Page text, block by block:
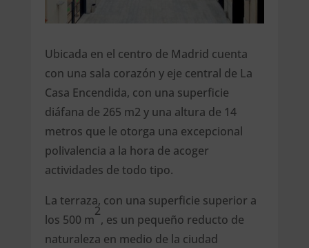
Ubicada en el centro de Madrid cuenta
con una sala corazón y eje central de La
Casa Encendida, con una superficie
diáfana de 265 m2 y una altura de 14
metros que le otorga una excepcional
polivalencia a la hora de acoger
actividades de todo tipo.
La terraza, con una superficie superior a
los 500 m
2
, es un pequeño reducto de
naturaleza en medio de la ciudad